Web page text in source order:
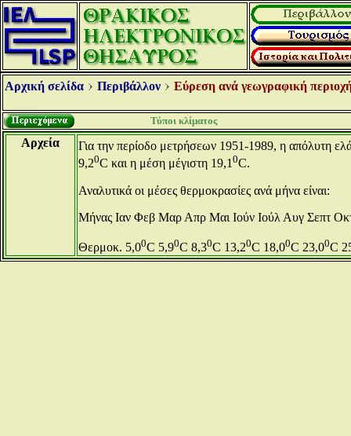
Αρχική σελίδα Περιβάλλον Εύρεση ανά γεωγραφική
Τύποι κλίματος
Αρχεία
Για την περίοδο μετρήσεων 1951-1989, η απόλυτη
9,20C και η μέση μέγιστη 19,10C.
Αναλυτικά οι μέσες θερμοκρασίες ανά μήνα είναι:
Μήνας Ιαν Φεβ Μαρ Απρ Μαι Ιούν Ιούλ Αυγ Σεπτ
Θερμοκ. 5,00C 5,90C 8,30C 13,20C 18,00C 23,00C